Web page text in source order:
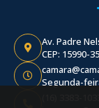
Av. Padre
CEP: 15990-
Segunda-